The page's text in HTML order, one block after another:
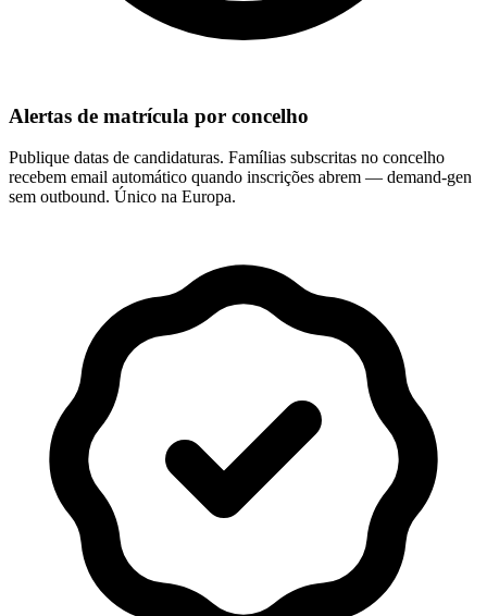
Alertas de matrícula por concelho
Publique datas de candidaturas. Famílias subscritas no concelho
recebem email automático quando inscrições abrem — demand-gen
sem outbound. Único na Europa.